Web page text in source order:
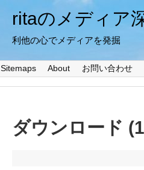
ritaのメディア
利他の心でメディアを発掘
Sitemaps About お問い合わせ
ダウンロード